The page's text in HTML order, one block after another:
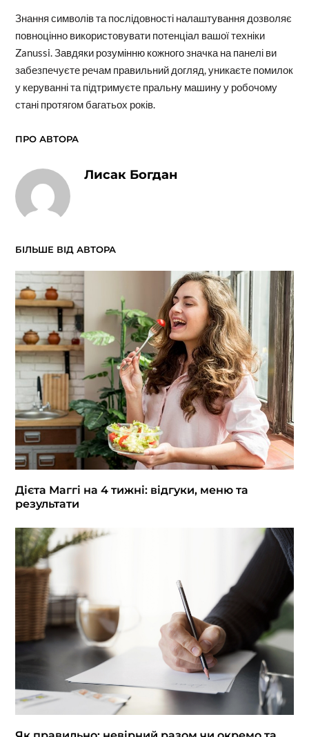
Знання символів та послідовності налаштування дозволяє
повноцінно використовувати потенціал вашої техніки
Zanussi. Завдяки розумінню кожного значка на панелі ви
забезпечуєте речам правильний догляд, уникаєте помилок
у керуванні та підтримуєте пральну машину у робочому
стані протягом багатьох років.
ПРО АВТОРА
Лисак Богдан
БІЛЬШЕ ВІД АВТОРА
Дієта Маггі на 4 тижні: відгуки, меню та
результати